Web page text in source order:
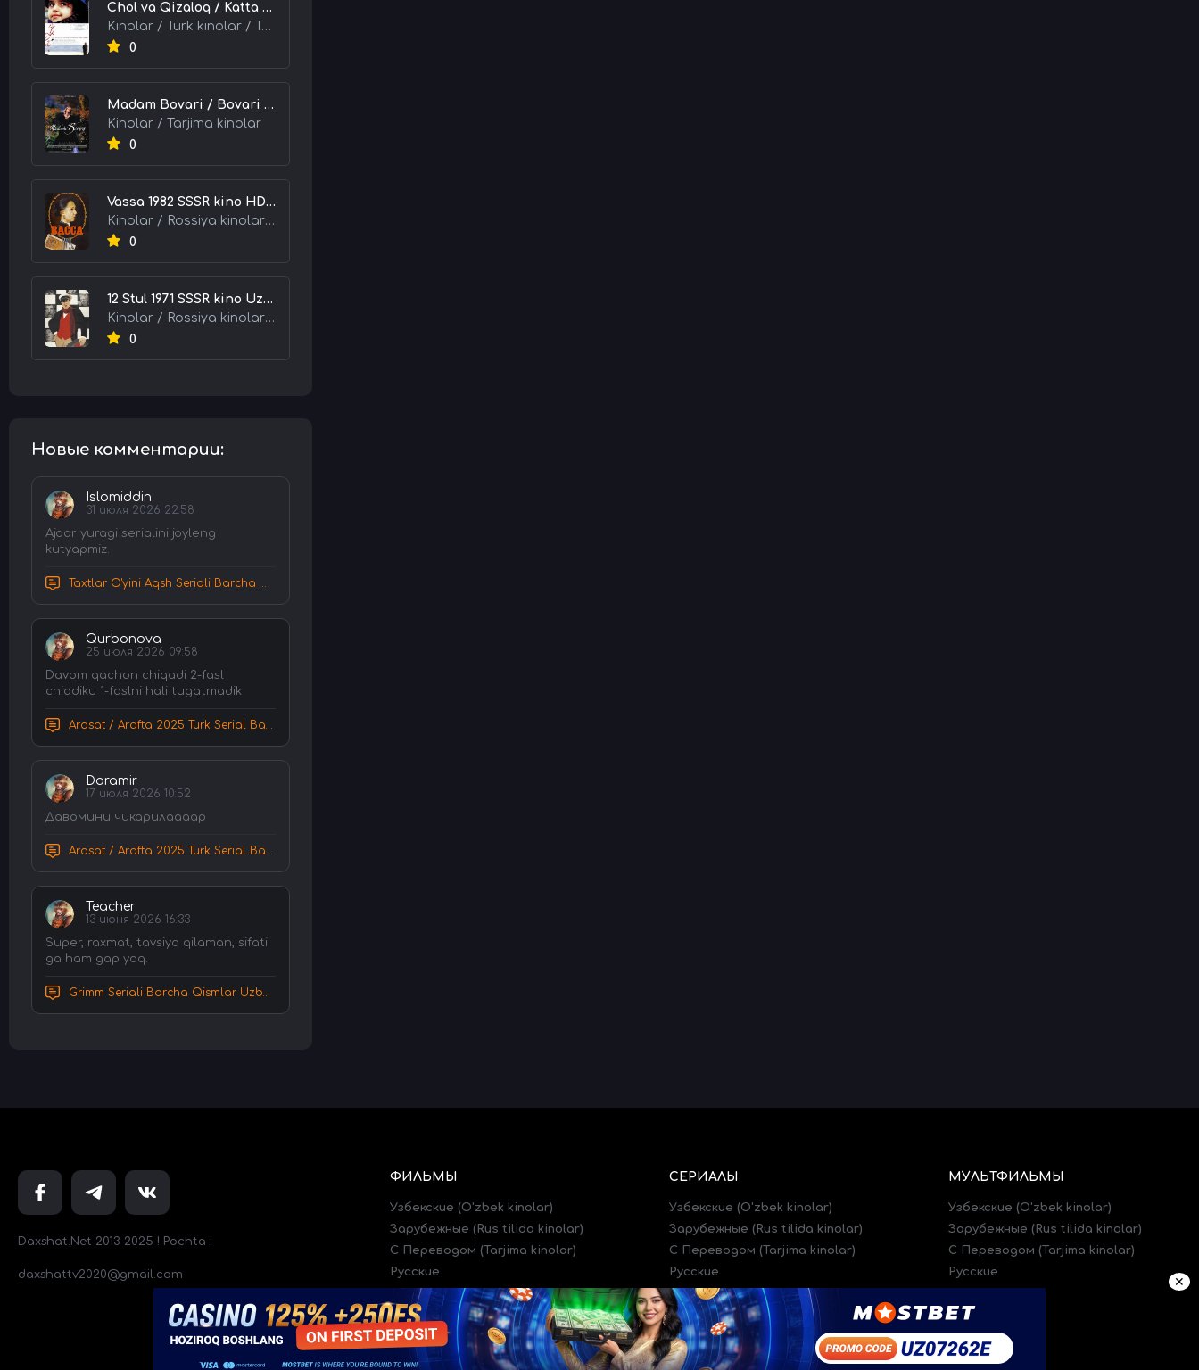
Chol va Qizaloq / Katta Odam, Kichik Muhabbat 2001 Turk kino Uzbek tilida Tarjima kino skachat tas-ix
Kinolar / Turk kinolar / Tarjima kinolar
0
Madam Bovari / Bovari Xonim 1991 HD Uzbek tilida Tarjima kino skachat tas-ix
Kinolar / Tarjima kinolar
0
Vassa 1982 SSSR kino HD Uzbek tilida tarjima kino skachat tas-ix
Kinolar / Rossiya kinolari / Tarjima kinolar
0
12 Stul 1971 SSSR kino Uzbek tilida Tarjima kino skachat tas-ix
Kinolar / Rossiya kinolari / Tarjima kinolar
0
Новые комментарии:
Islomiddin
31 июля 2026 22:58
Ajdar yuragi serialini joyleng
kutyapmiz.
Taxtlar O'yini Aqsh Seriali Barcha Qismlar Uzbek tilida Tarjima Serial HD Skachat
Qurbonova
25 июля 2026 09:58
Davom qachon chiqadi 2-fasl
chiqdiku 1-faslni hali tugatmadik
Arosat / Arafta 2025 Turk Serial Barcha Qismlar Uzbek tilida Tarjima Serial tas-ix skachat
Daramir
17 июля 2026 10:52
Давомини чикарилаааар
Arosat / Arafta 2025 Turk Serial Barcha Qismlar Uzbek tilida Tarjima Serial tas-ix skachat
Teacher
13 июня 2026 16:33
Super, raxmat, tavsiya qilaman, sifati
ga ham gap yoq.
Grimm Seriali Barcha Qismlar Uzbek tilida Tarjima serial HD Skachat
Daxshat.Net 2013-2025 ! Pochta :
daxshattv2020@gmail.com
ФИЛЬМЫ
Узбекские (O'zbek kinolar)
Зарубежные (Rus tilida kinolar)
C Переводом (Tarjima kinolar)
Русские
Трейлеры (Treylerlar)
СЕРИАЛЫ
Узбекские (O'zbek kinolar)
Зарубежные (Rus tilida kinolar)
C Переводом (Tarjima kinolar)
Русские
Трейлеры (Treylerlar)
МУЛЬТФИЛЬМЫ
Узбекские (O'zbek kinolar)
Зарубежные (Rus tilida kinolar)
C Переводом (Tarjima kinolar)
Русские
✕